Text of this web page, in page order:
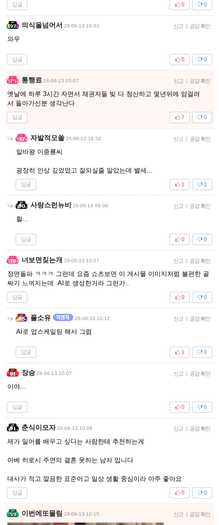
답글 0
0
의식을넘어서 26-06-13 10:03 신고 | 공감 확인
와우
답글 0
0
통행료 26-06-13 10:07 신고 | 공감 확인
옛날에 하루 3시간 자면서 채권자들 빚 다 청산하고 몇년뒤에 암걸려
서 돌아가신분 생각난다
답글 0
7
자발적모쏠 26-06-13 16:52 신고 | 공감 확인
알바왕 이종룡씨
굉장히 인상 깊었었고 잘되실줄 알았는데 별세...
답글 0
1
사랑스런뉴비 26-06-14 09:09 신고 | 공감 확인
헐...
답글 0
0
너보면짖는개 26-06-13 10:07 신고 | 공감 확인
정면돌파 ㅋㅋㅋ 그런데 요즘 쇼츠보면 이 게시물 이미지처럼 불편한 골
짜기 느껴지는데 AI로 생성한거라 그런가..
답글 0
0
풀소유 26-06-13 10:12 신고 | 공감 확인
AI로 업스케일링 해서 그럼
답글 0
1
장승 26-06-13 10:07 신고 | 공감 확인
이야...
답글 0
0
춘식이모자 26-06-13 10:09 신고 | 공감 확인
제가 일어를 배우고 싶다는 사람한테 추천하는게
아베 히로시 주연의 결혼 못하는 남자 입니다
대사가 적고 깔끔한 표준어고 일상 생활 중심이라 아주 좋아요
답글 0
0
이번에또물림 26-06-13 10:15 신고 | 공감 확인